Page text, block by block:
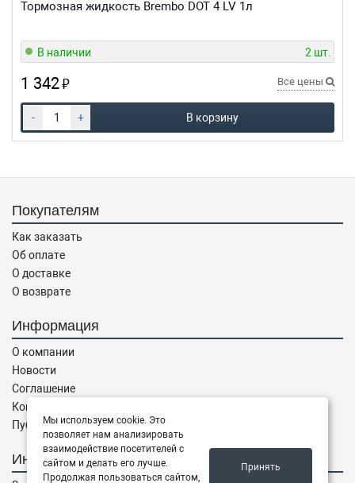
Тормозная жидкость Brembo DOT 4 LV 1л
В наличии 2 шт.
1 342₽ Все цены
- + В корзину
Покупателям
Как заказать
Об оплате
О доставке
О возврате
Информация
О компании
Новости
Соглашение
Контакты
Публичная оферта
Интернет магазин
Мы используем cookie. Это
позволяет нам анализировать
взаимодействие посетителей с
сайтом и делать его лучше.
Продолжая пользоваться сайтом,
Принять